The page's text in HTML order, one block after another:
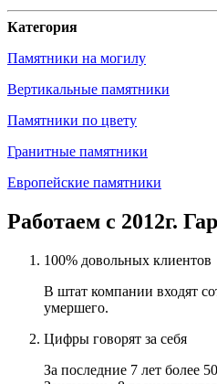
Категория
Памятники на могилу
Вертикальные памятники
Памятники по цвету
Гранитные памятники
Европейские памятники
Работаем с 2012г.
100% довольных клиентов
В штат компании входят
умершего.
Цифры говорят за себя
За последние 7 лет более